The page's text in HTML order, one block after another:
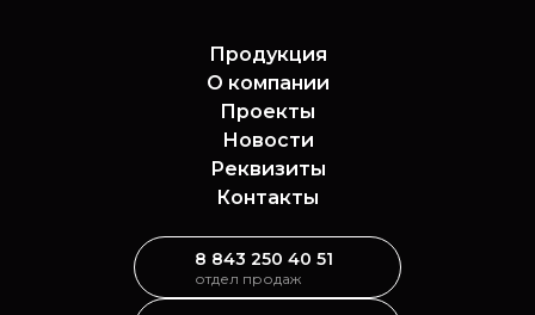
Продукция
О компании
Проекты
Новости
Реквизиты
Контакты
8 843 250 40 51
отдел продаж